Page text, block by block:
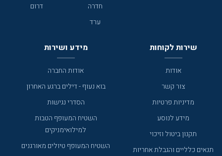
חדרה
דרום
ערד
שירות לקוחות
אודות
צור קשר
מדיניות פרטיות
מידע לנוסע
תקנון ביטול וזיכוי
תנאים כלליים והגבלת אחריות
מידע ושירות
אודות החברה
בוא נעוף - דילים ברגע האחרון
הסדרי נגישות
השטיח המעופף הטבות
למילואימניקים
השטיח המעופף טיולים מאורגנים